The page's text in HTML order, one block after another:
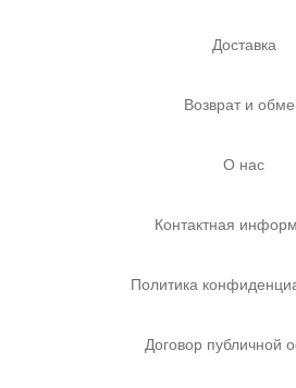
Доставка
Возврат и
О нас
Контактная
Политика
Договор публичной